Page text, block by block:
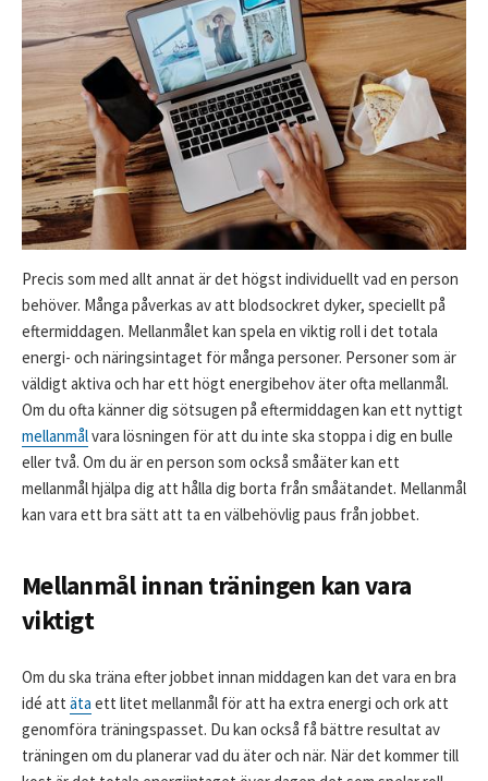
Precis som med allt annat är det högst individuellt vad en person
behöver. Många påverkas av att blodsockret dyker, speciellt på
eftermiddagen. Mellanmålet kan spela en viktig roll i det totala
energi- och näringsintaget för många personer. Personer som är
väldigt aktiva och har ett högt energibehov äter ofta mellanmål.
Om du ofta känner dig sötsugen på eftermiddagen kan ett nyttigt
mellanmålvara lösningen för att du inte ska stoppa i dig en bulle
eller två. Om du är en person som också småäter kan ett
mellanmål hjälpa dig att hålla dig borta från småätandet. Mellanmål
kan vara ett bra sätt att ta en välbehövlig paus från jobbet.
Mellanmål innan träningen kan vara
viktigt
Om du ska träna efter jobbet innan middagen kan det vara en bra
idé att äta ett litet mellanmål för att ha extra energi och ork att
genomföra träningspasset. Du kan också få bättre resultat av
träningen om du planerar vad du äter och när. När det kommer till